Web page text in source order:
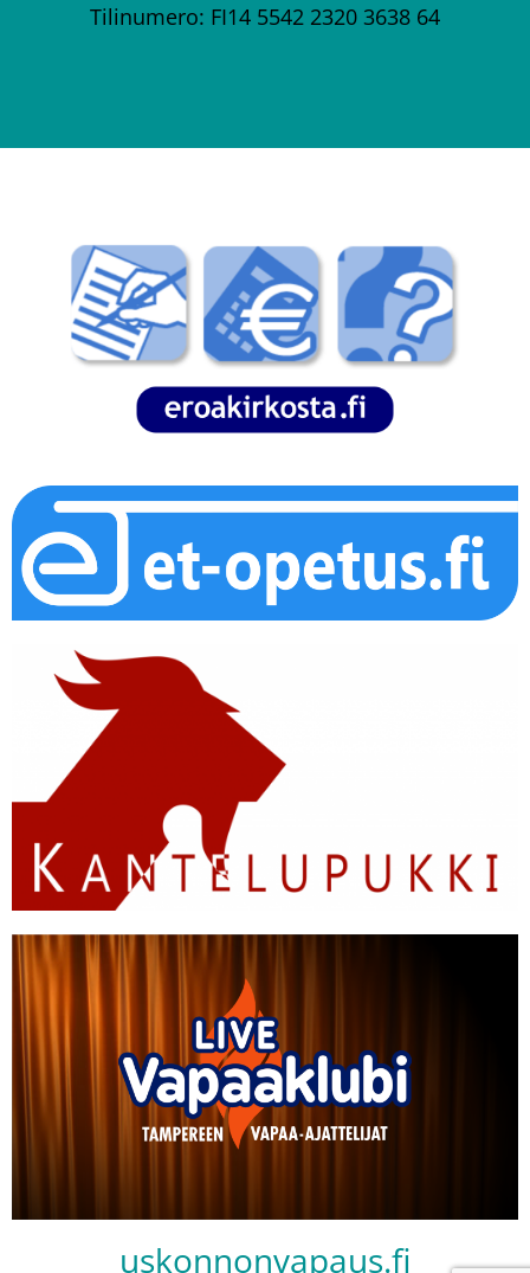
Tilinumero: FI14 5542 2320 3638 64
uskonnonvapaus.fi